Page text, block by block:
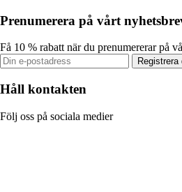
Prenumerera på vårt
Få 10 % rabatt när du prenumererar på
Registrera
Håll kontakten
Följ oss på sociala medier